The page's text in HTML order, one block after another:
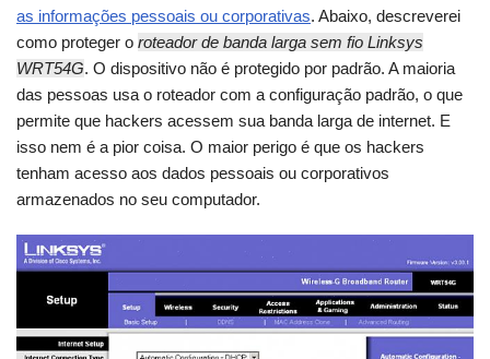
as informações pessoais ou corporativas. Abaixo, descreverei
como proteger o roteador de banda larga sem fio Linksys
WRT54G. O dispositivo não é protegido por padrão. A maioria
das pessoas usa o roteador com a configuração padrão, o que
permite que hackers acessem sua banda larga de internet. E
isso nem é a pior coisa. O maior perigo é que os hackers
tenham acesso aos dados pessoais ou corporativos
armazenados no seu computador.